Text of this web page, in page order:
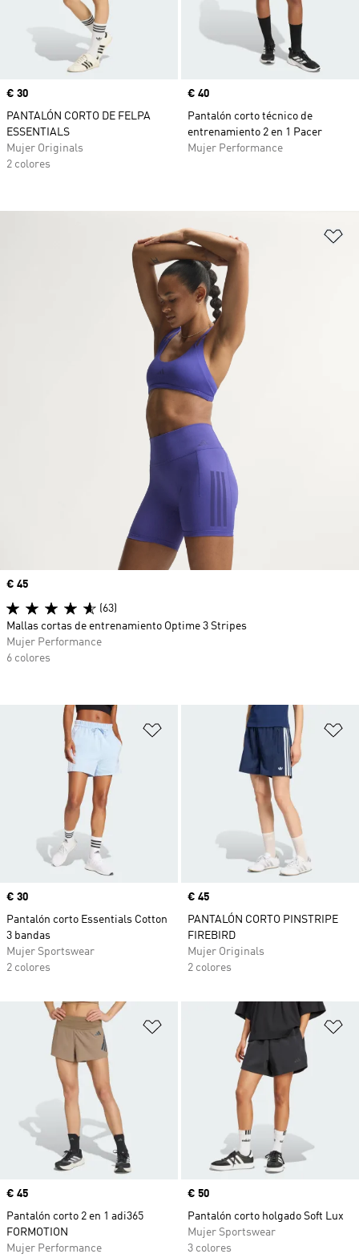
Precio
€ 30
PANTALÓN CORTO DE FELPA
ESSENTIALS
Mujer Originals
2 colores
Precio
€ 40
Pantalón corto técnico de
entrenamiento 2 en 1 Pacer
Mujer Performance
Añadir a la lista de deseos
Precio
€ 30
Pantalón corto Essentials Cotton
3 bandas
Mujer Sportswear
2 colores
Precio
€ 45
PANTALÓN CORTO PINSTRIPE
FIREBIRD
Mujer Originals
2 colores
Añadir a la lista de deseos
Precio
€ 45
Pantalón corto 2 en 1 adi365
FORMOTION
Mujer Performance
Precio
€ 50
Pantalón corto holgado Soft Lux
Mujer Sportswear
3 colores
Precio
€ 45
(63)
Mallas cortas de entrenamiento Optime 3 Stripes
Mujer Performance
6 colores